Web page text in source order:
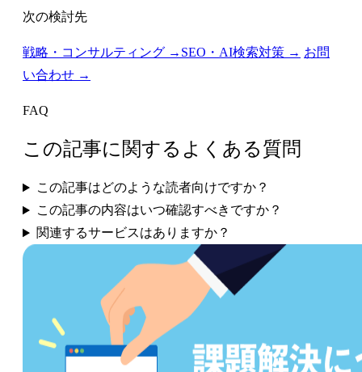
次の検討先
戦略・コンサルティング → SEO・AI検索対策 → お問
い合わせ →
FAQ
この記事に関するよくある質問
この記事はどのような読者向けですか？
この記事の内容はいつ確認すべきですか？
関連するサービスはありますか？